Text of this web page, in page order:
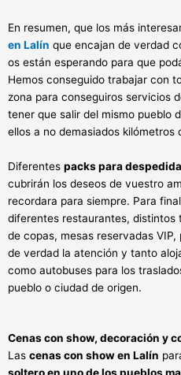
En resumen, que los más
en Lalín que encajan de verdad
os están esperando para que
Hemos conseguido trabajar con
zona para conseguiros servicios
tener que salir del mismo pueblo
ellos a no demasiados kilómetros
Diferentes packs para
cubrirán los deseos de vuestro
recordara para siempre. Para
diferentes restaurantes, distintos
de copas, mesas reservadas
de verdad la atención y tanto
como autobuses para los
pueblo o ciudad de origen.
Cenas con show, decoración y
Las cenas con show en Lalín
soltero en uno de los pueblos